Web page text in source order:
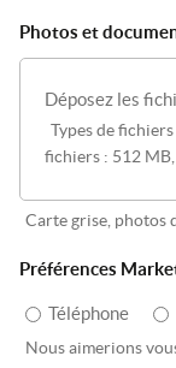
Photos et
Déposez les
Types de
fichiers : 512 MB,
Carte grise, photos
Préférences
Téléphone
Nous aimerions